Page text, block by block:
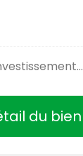
du bien